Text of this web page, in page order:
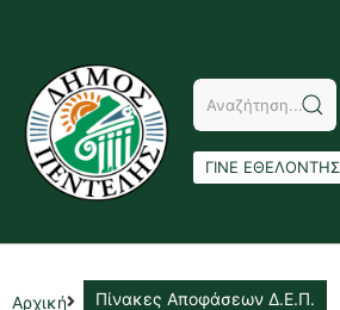
ΓΙΝΕ ΕΘΕΛΟΝΤΗΣ
Αρχική Πίνακες Αποφάσεων Δ.Ε.Π.